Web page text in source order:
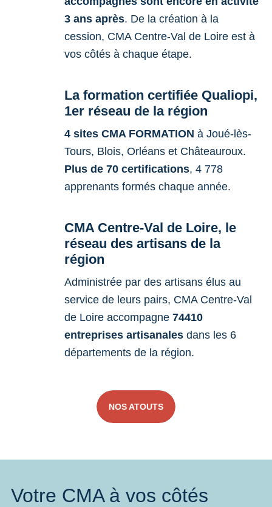
3 ans après. De la création à la
cession, CMA Centre-Val de Loire est à
vos côtés à chaque étape.
La formation certifiée Qualiopi,
1er réseau de la région
4 sites CMA FORMATION à Joué-lès-
Tours, Blois, Orléans et Châteauroux.
Plus de 70 certifications, 4 778
apprenants formés chaque année.
CMA Centre-Val de Loire, le
réseau des artisans de la
région
Administrée par des artisans élus au
service de leurs pairs, CMA Centre-Val
de Loire accompagne 74410
entreprises artisanales dans les 6
départements de la région.
NOS ATOUTS
Votre CMA à vos côtés